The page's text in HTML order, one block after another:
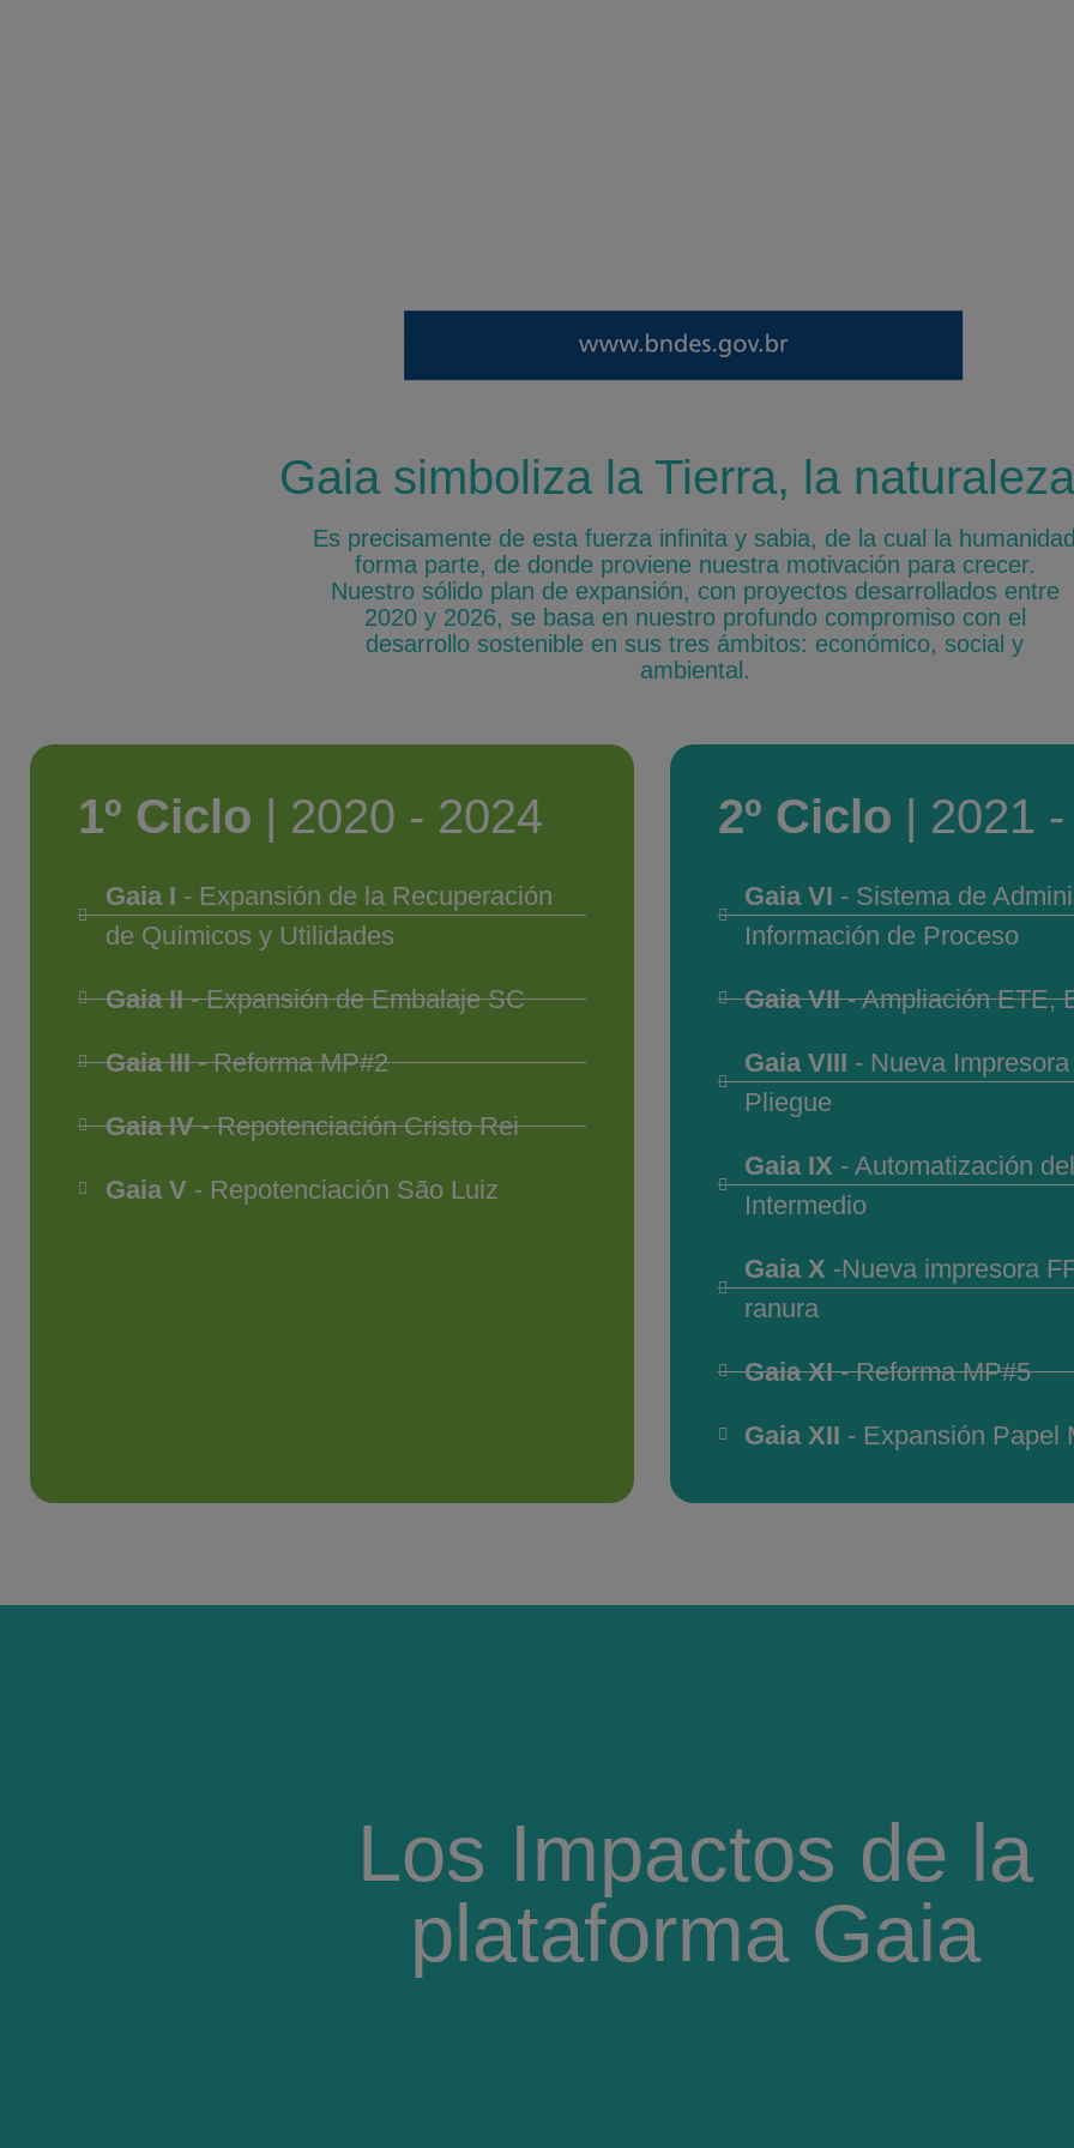
Gaia simboliza la Tierra, la
Es precisamente de esta fuerza infinita y sabia, de la cual la
forma parte, de donde proviene nuestra motivación para crecer.
Nuestro sólido plan de expansión, con proyectos desarrollados entre
2020 y 2026, se basa en nuestro profundo compromiso con el
desarrollo sostenible en sus tres ámbitos: económico, social y
ambiental.
1º Ciclo | 2020 - 2024
Gaia I - Expansión de la Recuperación
de Químicos y Utilidades
Gaia II- Expansión de Embalaje SC
Gaia III- Reforma MP#2
Gaia IV- Repotenciación Cristo Rei
Gaia V- Repotenciación São Luiz
2º Ciclo | 2021
Gaia VI - Sistema de
Información de Proceso
Gaia VII- Ampliación ETE,
Gaia VIII - Nueva
Pliegue
Gaia IX - Automatización
Intermedio
Gaia X -Nueva impresora
ranura
Gaia XI- Reforma MP#5
Gaia XII - Expansión Papel
Los Impactos de la
plataforma Gaia